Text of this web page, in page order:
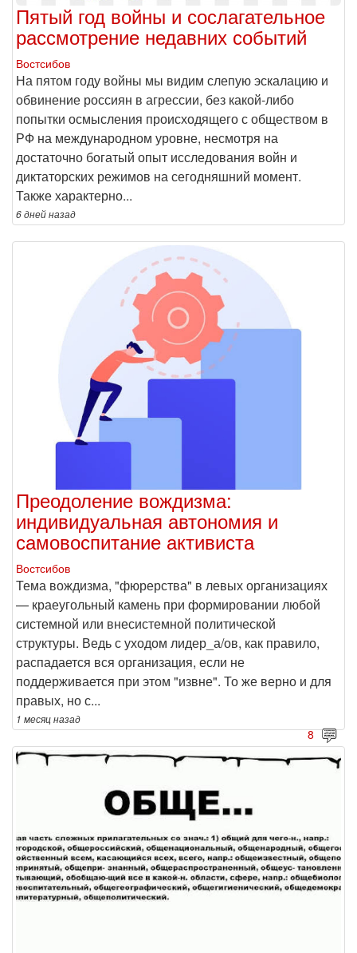
Пятый год войны и сослагательное
рассмотрение недавних событий
Востсибов
На пятом году войны мы видим слепую эскалацию и
обвинение россиян в агрессии, без какой-либо
попытки осмысления происходящего с обществом в
РФ на международном уровне, несмотря на
достаточно богатый опыт исследования войн и
диктаторских режимов на сегодняшний момент.
Также характерно...
6 днейназад
Преодоление вождизма:
индивидуальная автономия и
самовоспитание активиста
Востсибов
Тема вождизма, "фюрерства" в левых организациях
— краеугольный камень при формировании любой
системной или внесистемной политической
структуры. Ведь с уходом лидер_а/ов, как правило,
распадается вся организация, если не
поддерживается при этом "извне". То же верно и для
правых, но с...
1 месяцназад
8